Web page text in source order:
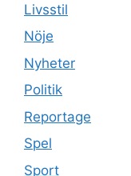
Livsstil
Nöje
Nyheter
Politik
Reportage
Spel
Sport